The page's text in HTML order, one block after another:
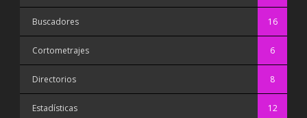
Buscadores 16
Cortometrajes 6
Directorios 8
Estadísticas 12